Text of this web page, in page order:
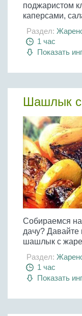
поджаристом
каперсами,
Раздел:
1 час
Показать
Шашлык с
Собираемся на
дачу? Давайте
шашлык с
Раздел:
1 час
Показать